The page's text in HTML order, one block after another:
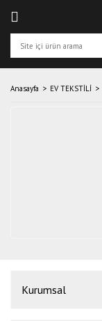
Anasayfa EV TEKSTİLİ
Kurumsal